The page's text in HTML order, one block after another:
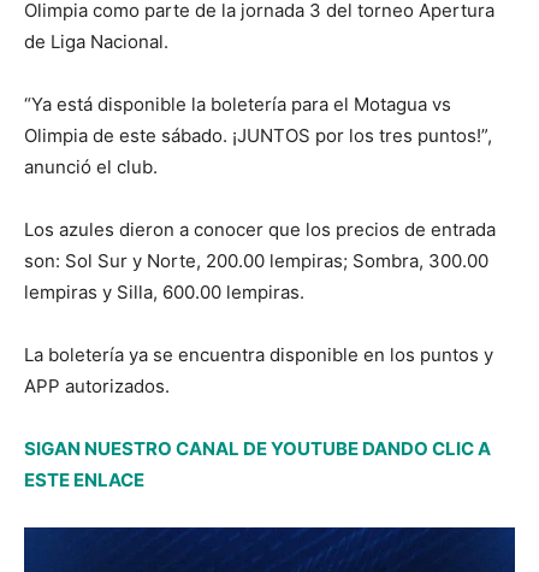
Olimpia como parte de la jornada 3 del torneo Apertura
de Liga Nacional.
“Ya está disponible la boletería para el Motagua vs
Olimpia de este sábado. ¡JUNTOS por los tres puntos!”,
anunció el club.
Los azules dieron a conocer que los precios de entrada
son: Sol Sur y Norte, 200.00 lempiras; Sombra, 300.00
lempiras y Silla, 600.00 lempiras.
La boletería ya se encuentra disponible en los puntos y
APP autorizados.
SIGAN NUESTRO CANAL DE YOUTUBE DANDO CLIC A
ESTE ENLACE